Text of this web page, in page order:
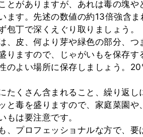
とがありますが、あれは毒の塊
ます。先述の数値の約13倍強含
包丁で深くえぐり取りましょう。
、皮、何より芽や緑色の部分、
りますので、じゃがいもを保存す
のよい場所に保存しましょう。
たくさん含まれること、繰り返
と毒を盛りますので、家庭菜園
もは要注意です。
、プロフェッショナルな方で、